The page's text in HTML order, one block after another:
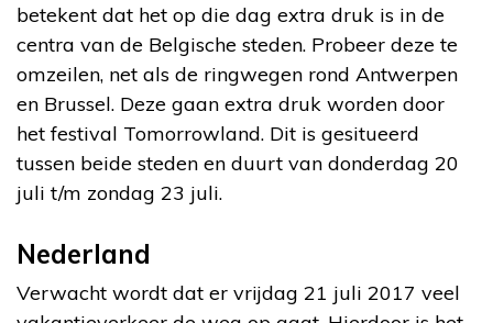
betekent dat het op die dag extra druk is in de
centra van de Belgische steden. Probeer deze te
omzeilen, net als de ringwegen rond Antwerpen
en Brussel. Deze gaan extra druk worden door
het festival Tomorrowland. Dit is gesitueerd
tussen beide steden en duurt van donderdag 20
juli t/m zondag 23 juli.
Nederland
Verwacht wordt dat er vrijdag 21 juli 2017 veel